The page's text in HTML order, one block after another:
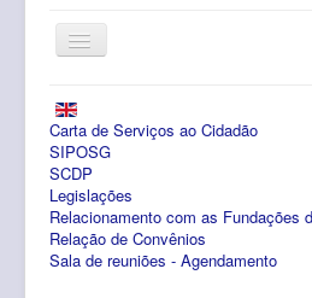
Alternar
Navegação
Notícias
PROPESP
Pesquisa
Pós-Graduação
Carta de Serviços ao Cidadão
SIPOSG
SCDP
Legislações
Relacionamento com as Fundações
Relação de Convênios
Sala de reuniões - Agendamento